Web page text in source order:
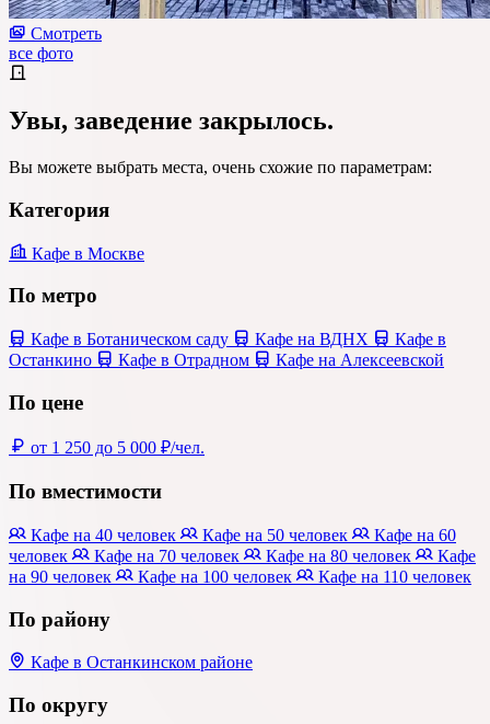
Смотреть
все фото
Увы, заведение закрылось.
Вы можете выбрать места, очень схожие по параметрам:
Категория
Кафе в Москве
По метро
Кафе в Ботаническом саду Кафе на ВДНХ
Кафе в
Останкино
Кафе в Отрадном Кафе на Алексеевской
По цене
от 1 250 до 5 000 ₽/чел.
По вместимости
Кафе на 40 человек Кафе на 50 человек
Кафе на 60
человек
Кафе на 70 человек Кафе на 80 человек
Кафе
на 90 человек
Кафе на 100 человек Кафе на 110 человек
По району
Кафе в Останкинском районе
По округу